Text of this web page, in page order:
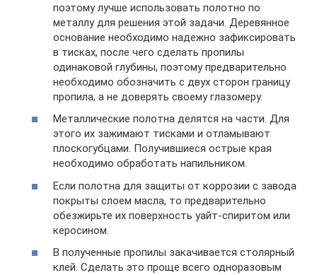
поэтому лучше использовать полотно по
металлу для решения этой задачи. Деревянное
основание необходимо надежно зафиксировать
в тисках, после чего сделать пропилы
одинаковой глубины, поэтому предварительно
необходимо обозначить с двух сторон границу
пропила, а не доверять своему глазомеру.
Металлические полотна делятся на части. Для
этого их зажимают тисками и отламывают
плоскогубцами. Получившиеся острые края
необходимо обработать напильником.
Если полотна для защиты от коррозии с завода
покрыты слоем масла, то предварительно
обезжирьте их поверхность уайт-спиритом или
керосином.
В полученные пропилы закачивается столярный
клей. Сделать это проще всего одноразовым